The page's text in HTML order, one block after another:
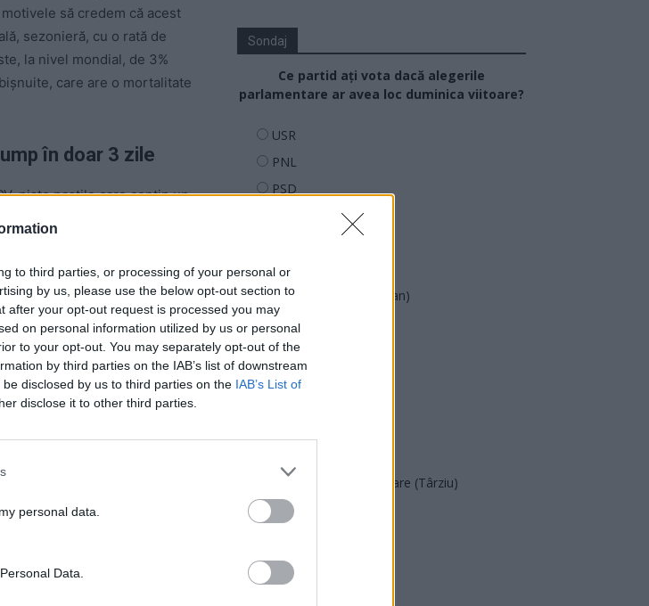
to third parties, or processing of your personal or
by us, please use the below opt-out section to
after your opt-out request is processed you may
on personal information utilized by us or personal
to your opt-out. You may separately opt-out of the
by third parties on the IAB’s list of downstream
disclosed by us to third parties on the IAB’s List of
disclose it to other third parties.
personal data.
Data.
să credem că acest
sezonieră, cu o rată de
la nivel mondial, de 3%
care are o mortalitate
în doar 3 zile
niște pastile care conțin un
ce bagatelizase pericolul
periculoasă, chiar dacă
ani), supraponderal, cu boli
de la Casa Albă și dus la spital.
Sondaj
Ce partid ați vota dacă alegerile
parlamentare ar avea loc duminica viitoare?
USR
PNL
PSD
PMP (Tomac)
Forța Dreptei (L. Orban)
PNȚMM
REPER
SENS
Acțiunea Conservatoare (Târziu)
PDF (Lazarus)
PNȚCD (Pavelescu)
PNCR (Terheș)